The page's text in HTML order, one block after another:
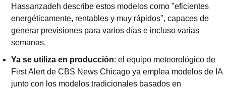
Hassanzadeh describe estos modelos como "eficientes
energéticamente, rentables y muy rápidos", capaces de
generar previsiones para varios días e incluso varias
semanas.
Ya se utiliza en producción: el equipo meteorológico de
First Alert de CBS News Chicago ya emplea modelos de IA
junto con los modelos tradicionales basados en